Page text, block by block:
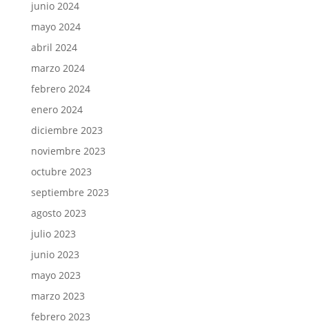
junio 2024
mayo 2024
abril 2024
marzo 2024
febrero 2024
enero 2024
diciembre 2023
noviembre 2023
octubre 2023
septiembre 2023
agosto 2023
julio 2023
junio 2023
mayo 2023
marzo 2023
febrero 2023